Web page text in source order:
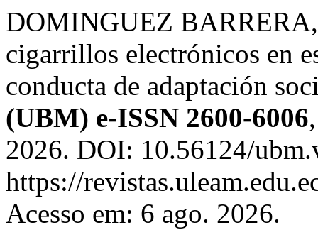
DOMINGUEZ
cigarrillos electrónicos en
conducta de adaptación
(UBM) e-ISSN 2600-6006
2026. DOI: 10.56124/
https://
Acesso em: 6 ago. 2026.